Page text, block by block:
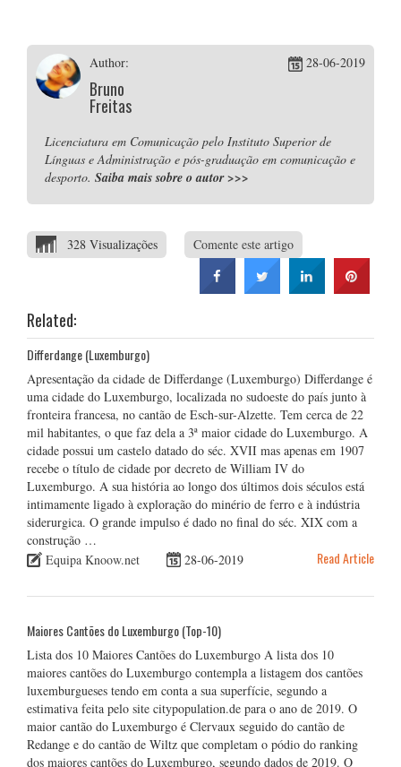
Author:
Bruno
Freitas
28-06-2019
Licenciatura em Comunicação pelo Instituto Superior de
Línguas e Administração e pós-graduação em comunicação e
desporto. Saiba mais sobre o autor>>>
328 Visualizações Comente este artigo
Related:
Differdange (Luxemburgo)
Apresentação da cidade de Differdange (Luxemburgo) Differdange é
uma cidade do Luxemburgo, localizada no sudoeste do país junto à
fronteira francesa, no cantão de Esch-sur-Alzette. Tem cerca de 22
mil habitantes, o que faz dela a 3ª maior cidade do Luxemburgo. A
cidade possui um castelo datado do séc. XVII mas apenas em 1907
recebe o título de cidade por decreto de William IV do
Luxemburgo. A sua história ao longo dos últimos dois séculos está
intimamente ligado à exploração do minério de ferro e à indústria
siderurgica. O grande impulso é dado no final do séc. XIX com a
construção …
Equipa Knoow.net
28-06-2019 Read Article
Maiores Cantões do Luxemburgo (Top-10)
Lista dos 10 Maiores Cantões do Luxemburgo A lista dos 10
maiores cantões do Luxemburgo contempla a listagem dos cantões
luxemburgueses tendo em conta a sua superfície, segundo a
estimativa feita pelo site citypopulation.de para o ano de 2019. O
maior cantão do Luxemburgo é Clervaux seguido do cantão de
Redange e do cantão de Wiltz que completam o pódio do ranking
dos maiores cantões do Luxemburgo, segundo dados de 2019. O